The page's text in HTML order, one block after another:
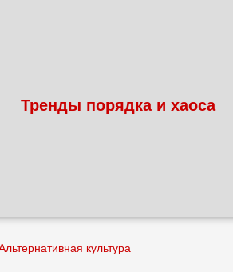
Тренды порядка и хаоса
культура